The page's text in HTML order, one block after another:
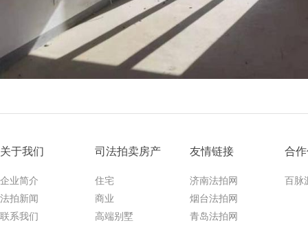
关于我们
企业简介
法拍新闻
联系我们
司法拍卖房产
住宅
商业
高端别墅
友情链接
济南法拍网
烟台法拍网
青岛法拍网
合
百脉